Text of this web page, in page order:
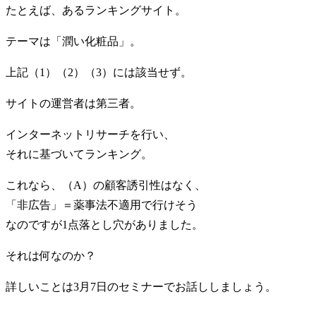
たとえば、あるランキングサイト。
テーマは「潤い化粧品」。
上記（1）（2）（3）には該当せず。
サイトの運営者は第三者。
インターネットリサーチを行い、
それに基づいてランキング。
これなら、（A）の顧客誘引性はなく、
「非広告」＝薬事法不適用で行けそう
なのですが1点落とし穴がありました。
それは何なのか？
詳しいことは3月7日のセミナーでお話ししましょう。